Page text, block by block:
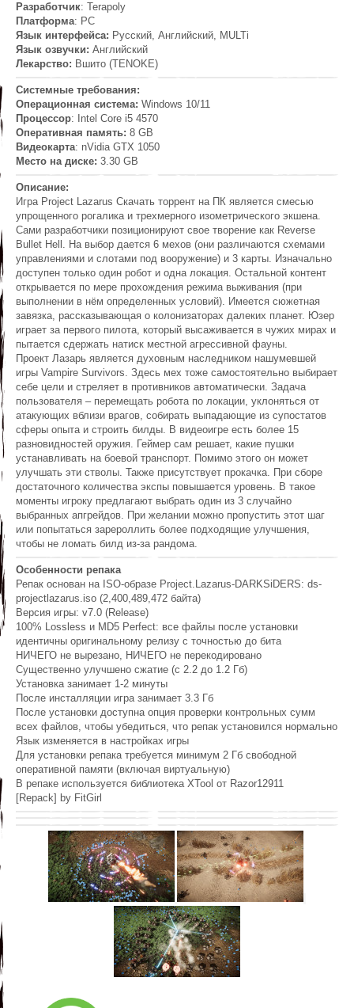
Разработчик: Terapoly
Платформа: PC
Язык интерфейса: Русский, Английский, MULTi
Язык озвучки: Английский
Лекарство: Вшито (TENOKE)
Системные требования:
Операционная система: Windows 10/11
Процессор: Intel Core i5 4570
Оперативная память: 8 GB
Видеокарта: nVidia GTX 1050
Место на диске: 3.30 GB
Описание:
Игра Project Lazarus Скачать торрент на ПК является смесью
упрощенного рогалика и трехмерного изометрического экшена.
Сами разработчики позиционируют свое творение как Reverse
Bullet Hell. На выбор дается 6 мехов (они различаются схемами
управлениями и слотами под вооружение) и 3 карты. Изначально
доступен только один робот и одна локация. Остальной контент
открывается по мере прохождения режима выживания (при
выполнении в нём определенных условий). Имеется сюжетная
завязка, рассказывающая о колонизаторах далеких планет. Юзер
играет за первого пилота, который высаживается в чужих мирах и
пытается сдержать натиск местной агрессивной фауны.
Проект Лазарь является духовным наследником нашумевшей
игры Vampire Survivors. Здесь мех тоже самостоятельно выбирает
себе цели и стреляет в противников автоматически. Задача
пользователя – перемещать робота по локации, уклоняться от
атакующих вблизи врагов, собирать выпадающие из супостатов
сферы опыта и строить билды. В видеоигре есть более 15
разновидностей оружия. Геймер сам решает, какие пушки
устанавливать на боевой транспорт. Помимо этого он может
улучшать эти стволы. Также присутствует прокачка. При сборе
достаточного количества экспы повышается уровень. В такое
моменты игроку предлагают выбрать один из 3 случайно
выбранных апгрейдов. При желании можно пропустить этот шаг
или попытаться зарероллить более подходящие улучшения,
чтобы не ломать билд из-за рандома.
Особенности репака
Репак основан на ISO-образе Project.Lazarus-DARKSiDERS: ds-
projectlazarus.iso (2,400,489,472 байта)
Версия игры: v7.0 (Release)
100% Lossless и MD5 Perfect: все файлы после установки
идентичны оригинальному релизу с точностью до бита
НИЧЕГО не вырезано, НИЧЕГО не перекодировано
Существенно улучшено сжатие (с 2.2 до 1.2 Гб)
Установка занимает 1-2 минуты
После инсталляции игра занимает 3.3 Гб
После установки доступна опция проверки контрольных сумм
всех файлов, чтобы убедиться, что репак установился нормально
Язык изменяется в настройках игры
Для установки репака требуется минимум 2 Гб свободной
оперативной памяти (включая виртуальную)
В репаке используется библиотека XTool от Razor12911
[Repack] by FitGirl